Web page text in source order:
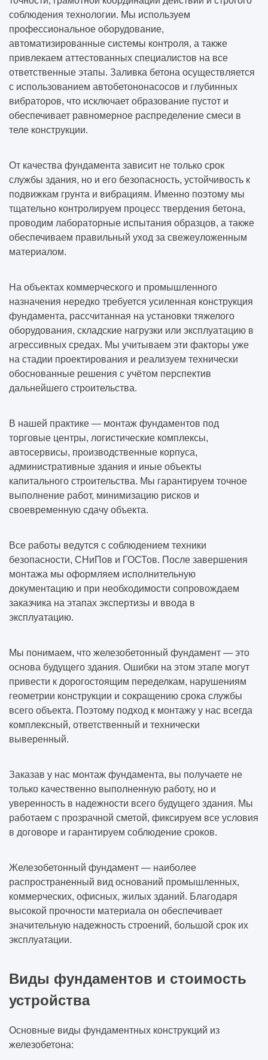
соблюдения технологии. Мы используем
профессиональное оборудование,
автоматизированные системы контроля, а также
привлекаем аттестованных специалистов на все
ответственные этапы. Заливка бетона осуществляется
с использованием автобетононасосов и глубинных
вибраторов, что исключает образование пустот и
обеспечивает равномерное распределение смеси в
теле конструкции.
От качества фундамента зависит не только срок
службы здания, но и его безопасность, устойчивость к
подвижкам грунта и вибрациям. Именно поэтому мы
тщательно контролируем процесс твердения бетона,
проводим лабораторные испытания образцов, а также
обеспечиваем правильный уход за свежеуложенным
материалом.
На объектах коммерческого и промышленного
назначения нередко требуется усиленная конструкция
фундамента, рассчитанная на установки тяжелого
оборудования, складские нагрузки или эксплуатацию в
агрессивных средах. Мы учитываем эти факторы уже
на стадии проектирования и реализуем технически
обоснованные решения с учётом перспектив
дальнейшего строительства.
В нашей практике — монтаж фундаментов под
торговые центры, логистические комплексы,
автосервисы, производственные корпуса,
административные здания и иные объекты
капитального строительства. Мы гарантируем точное
выполнение работ, минимизацию рисков и
своевременную сдачу объекта.
Все работы ведутся с соблюдением техники
безопасности, СНиПов и ГОСТов. После завершения
монтажа мы оформляем исполнительную
документацию и при необходимости сопровождаем
заказчика на этапах экспертизы и ввода в
эксплуатацию.
Мы понимаем, что железобетонный фундамент — это
основа будущего здания. Ошибки на этом этапе могут
привести к дорогостоящим переделкам, нарушениям
геометрии конструкции и сокращению срока службы
всего объекта. Поэтому подход к монтажу у нас всегда
комплексный, ответственный и технически
выверенный.
Заказав у нас монтаж фундамента, вы получаете не
только качественно выполненную работу, но и
уверенность в надежности всего будущего здания. Мы
работаем с прозрачной сметой, фиксируем все условия
в договоре и гарантируем соблюдение сроков.
Железобетонный фундамент — наиболее
распространенный вид оснований промышленных,
коммерческих, офисных, жилых зданий. Благодаря
высокой прочности материала он обеспечивает
значительную надежность строений, большой срок их
эксплуатации.
Виды фундаментов и стоимость
устройства
Основные виды фундаментных конструкций из
железобетона: